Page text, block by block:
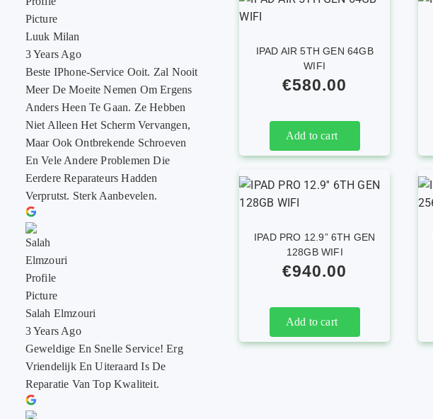
IPAD AIR 5TH GEN 64GB
WIFI
€580.00
Add to cart
IPAD PRO 12.9” 6TH GEN
128GB WIFI
€940.00
Add to cart
Luuk Milan
3 Years Ago
Beste IPhone-Service Ooit. Zal Nooit
Meer De Moeite Nemen Om Ergens
Anders Heen Te Gaan. Ze Hebben
Niet Alleen Het Scherm Vervangen,
Maar Ook Ontbrekende Schroeven
En Vele Andere Problemen Die
Eerdere Reparateurs Hadden
Verprutst. Sterk Aanbevelen.
Salah Elmzouri
3 Years Ago
Geweldige En Snelle Service! Erg
Vriendelijk En Uiteraard Is De
Reparatie Van Top Kwaliteit.